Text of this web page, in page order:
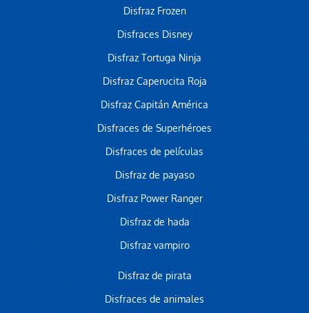
Disfraz Frozen
Disfraces Disney
Disfraz Tortuga Ninja
Disfraz Caperucita Roja
Disfraz Capitán América
Disfraces de Superhéroes
Disfraces de películas
Disfraz de payaso
Disfraz Power Ranger
Disfraz de hada
Disfraz vampiro
Disfraz de pirata
Disfraces de animales